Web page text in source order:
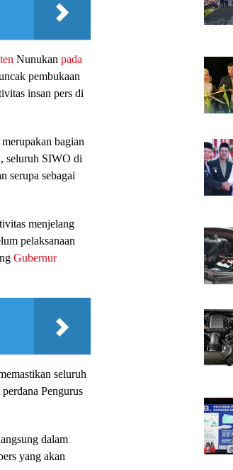
Nunukan pada
pembukaan
insan pers di
bagian
seluruh SIWO di
serupa sebagai
menjelang
pelaksanaan
Gubernur
seluruh
Pengurus
dalam
yang akan